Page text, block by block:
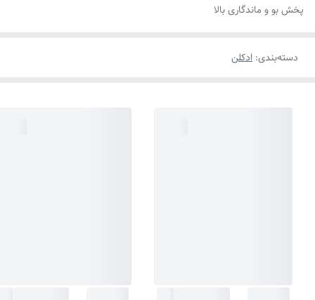
پخش بو و ماندگاری بالا
دسته‌بندی: ادکلن